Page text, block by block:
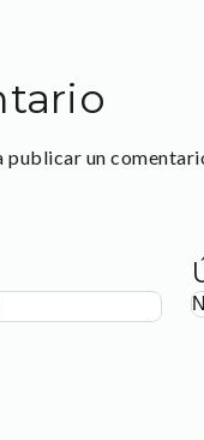
publicar un